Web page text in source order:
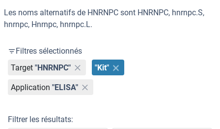
Les noms alternatifs de HNRNPC sont HNRNPC, hnrnpc.S,
hnrnpc, Hnrnpc, hnrnpc.L.
Filtres sélectionnés
Target "HNRNPC" "Kit"
Application "ELISA"
Filtrer les résultats: